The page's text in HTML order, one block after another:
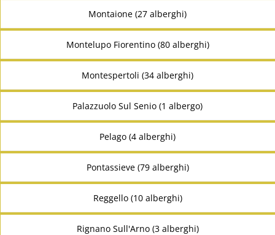
Montaione (27 alberghi)
Montelupo Fiorentino (80 alberghi)
Montespertoli (34 alberghi)
Palazzuolo Sul Senio (1 albergo)
Pelago (4 alberghi)
Pontassieve (79 alberghi)
Reggello (10 alberghi)
Rignano Sull'Arno (3 alberghi)